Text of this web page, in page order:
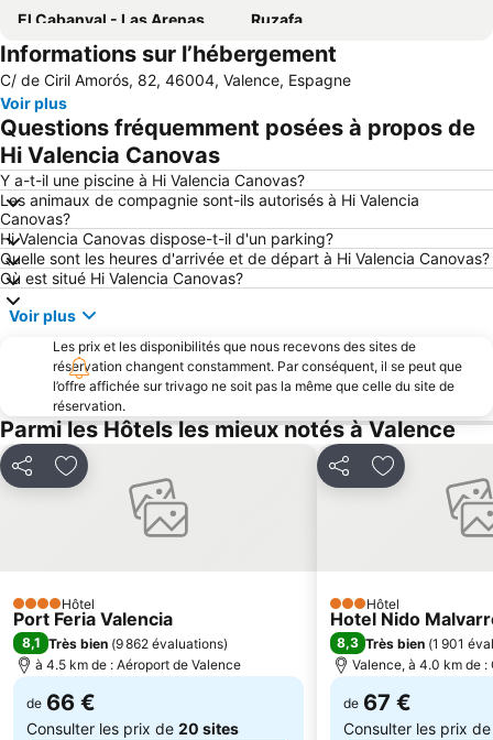
El Cabanyal - Las Arenas
Ruzafa
Quartier Historique
Ciutat Vella
Metro Valencia
L'Oceanogràfic
La Zaidía
Gare routière
Plaza del Ayuntamiento
Malvarrosa
El Saler
de Puçol
Tavernes
Stade de Mestella
Place Redonda
El Perelló
Pobla de Farnals
Puerta del Mar
Benimaclet
Cabañal - Cañamelar
Paseo Marítimo
Feria de Valence
Port Saplaya Sur
Gare de Joaquín Sorolla
Palacio de Congresos de Valencia
Castell d'Uxo o d'Uixó
Entradas Oceanografic Ciudad de las Artes
Cathédrale Notre Dame de Valence
Gran Vía
Museu Comarcal de l'Hort Sud
Mareny Blau
La Tomatina
Informations sur l’hébergement
C/ de Ciril Amorós, 82, 46004, Valence, Espagne
Voir plus
Questions fréquemment posées à propos de
Hi Valencia Canovas
Y a-t-il une piscine à Hi Valencia Canovas?
Les animaux de compagnie sont-ils autorisés à Hi Valencia
Canovas?
Hi Valencia Canovas dispose-t-il d'un parking?
Quelle sont les heures d'arrivée et de départ à Hi Valencia Canovas?
Où est situé Hi Valencia Canovas?
Voir plus
Les prix et les disponibilités que nous recevons des sites de
réservation changent constamment. Par conséquent, il se peut que
l’offre affichée sur trivago ne soit pas la même que celle du site de
réservation.
Parmi les Hôtels les mieux notés à Valence
PartagerAjouter à mes favoris
4 ÉtoilesHôtel
Port Feria Valencia
8,1 Très bien (9 862 évaluations)
à 4.5 km de : Aéroport de Valence
de 66 €
Consulter les prix de 20 sites
PartagerAjouter à
3 Étoiles
Hôtel
Hotel Nido
8,3 Très bien (1 901
Valence, à 4.0 km de
de 67 €
Consulter les prix